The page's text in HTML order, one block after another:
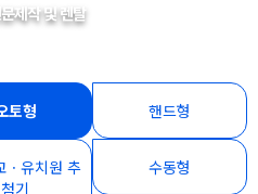
제작 및 렌탈
토형 핸드형
ㆍ유치원 추
첨기
수동형